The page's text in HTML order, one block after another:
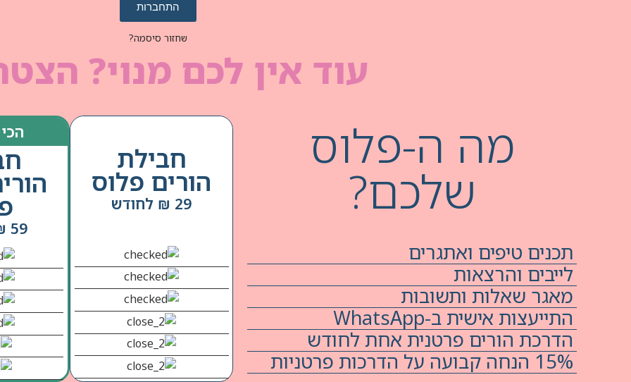
התחברות
שחזור סיסמה?
עוד אין לכם מנוי?
מה ה-פלוס
שלכם?
תכנים טיפים ואתגרים
לייבים והרצאות
מאגר שאלות ותשובות
התייעצות אישית ב-WhatsApp
הדרכת הורים פרטנית אחת לחודש
15% הנחה קבועה על הדרכות פרטניות
חבילת
הורים פלוס
29 ₪ לחודש
59 ₪ לחודש